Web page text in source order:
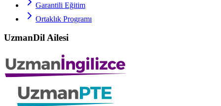
Garantili Eğitim
Ortaklık Programı
UzmanDil Ailesi